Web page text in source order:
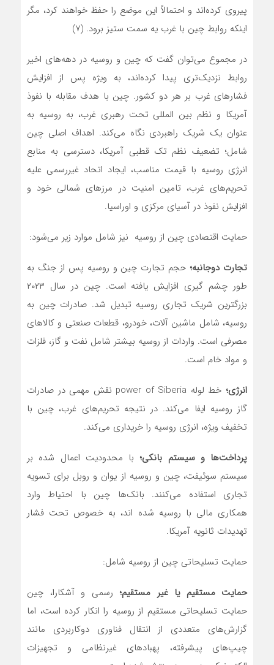
پیروی کرده‌اند و احتمالاً این موضع را حفظ خواهند کرد، مگر
اینکه روابط چین با غرب یه سمت ستیز برود. (۷)
در مجموع‌ می‌توان گفت که چین و روسیه در دهه‌های اخیر
روابط نزدیک‌تری پیدا کرده‌اند، به ویژه پس از افزایش
فشارهای غرب بر هر دو کشور. چین با هدف مقابله با نفوذ
آمریکا و نظم بین المللی تحت رهبری غرب، به روسیه به
عنوان یک شریک راهبردی نگاه‌ می‌کند. اهداف اصلی چین
شامل؛ تضعیف نظم تک قطبی آمریکا، دسترسی به منابع
انرژی روسیه با قیمت مناسب، ایجاد اتحاد غیررسمی علیه
تحریم‌های غرب، تامین امنیت در مرزهای شمالی خود و
افزایش نفوذ در آسیای مرکزی و اوراسیا.
حمایت اقتصادی چین از روسیه نیز شامل موارد زیر می‌شود:
تجارت دوجانبه؛ حجم تجارت چین و روسیه پس از جنگ به
طور چشم گیری افزایش یافته است. چین در سال ۲۰۲۳
بزرگترین شریک تجاری روسیه تبدیل شد. صادرات چین به
روسیه، شامل ماشین آلات، خودرو، قطعات صنعتی و کالاهای
مصرفی است. واردات از روسیه بیشتر شامل نفت و گاز، فلزات
و مواد خام است.
انرژی؛
خط لوله power of Siberia نقش مهمی در صادرات
گاز روسیه ایفا‌ می‌کند. در نتیجه تحریم‌های غرب، چین با
تخفیف ویژه، انرژی روسیه را خریداری‌ می‌کند.
پرداخت‌ها و سیستم بانکی؛ با محدودیت اعمال شده بر
سیستم سوئیفت، چین و روسیه از یوان و روبل برای تسویه
تجاری استفاده‌ می‌کنند. بانک‌ها چین با احتیاط وارد
همکاری مالی با روسیه شده اند، به خصوص تحت فشار
تهدیدات ثانویه آمریکا.
حمایت تسلیحاتی چین از روسیه شامل:
حمایت مستقیم یا غیر مستقیم؛ رسمی و آشکارا، چین
حمایت تسلیحاتی مستقیم از روسیه را انکار کرده است، اما
گزارش‌های متعددی از انتقال فناوری دوکاربردی مانند
چیپ‌های پیشرفته، پهبادهای غیرنظامی و تجهیزات